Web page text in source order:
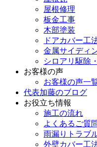
屋根修理
板金工事
木部塗装
ドアカバー工
金属サイディ
シロアリ駆除
お客様の声
お客様の声一
代表加藤のブログ
お役立ち情報
施工の流れ
よくあるご質
雨漏りトラブ
外壁カバー工